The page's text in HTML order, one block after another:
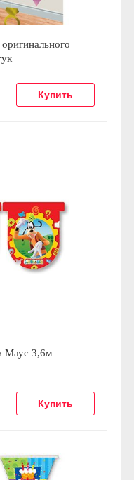
Маус 3,6м